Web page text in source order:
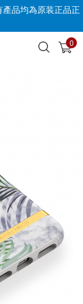
品均為原装正品正
0
查看